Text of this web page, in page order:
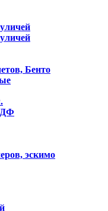
Бенто
эскимо